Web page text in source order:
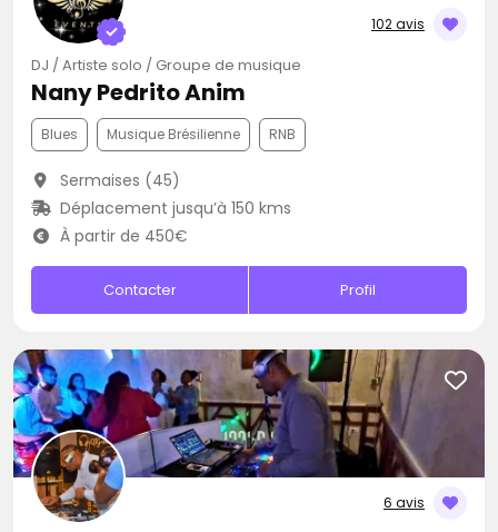
102 avis
DJ / Artiste solo / Groupe de musique
Nany Pedrito Anim
Blues Musique Brésilienne RNB
Sermaises (45)
Déplacement jusqu’à 150 kms
À partir de 450€
Contacter Profil
6 avis